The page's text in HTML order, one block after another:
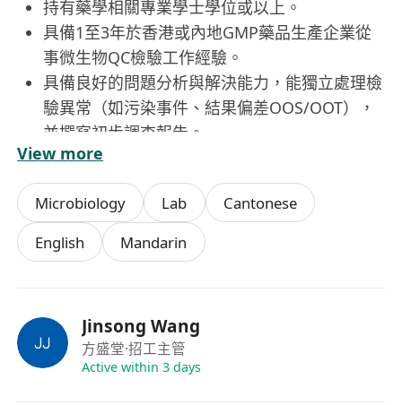
持有藥學相關專業學士學位或以上。
具備1至3年於香港或內地GMP藥品生產企業從
事微生物QC檢驗工作經驗。
具備良好的問題分析與解決能力，能獨立處理檢
驗異常（如污染事件、結果偏差OOS/OOT），
並撰寫初步調查報告。
具備責任心、團隊協作精神及職業誠信。
View more
Microbiology Lab
Cantonese
English
Mandarin
Jinsong Wang
方盛堂·招工主管
Active within 3 days